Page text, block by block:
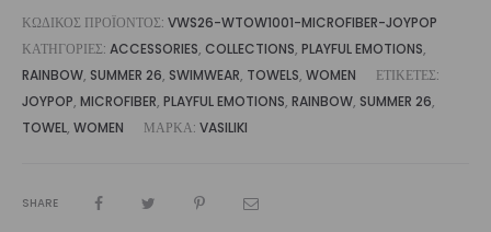
|
Vasiliki
ποσότητα
ΚΩΔΙΚΌΣ ΠΡΟΪΌΝΤΟΣ: VWS26-WTOW1001-MICROFIBER-JOYPOP
ΚΑΤΗΓΟΡΊΕΣ: ACCESSORIES, COLLECTIONS, PLAYFUL EMOTIONS,
RAINBOW, SUMMER 26, SWIMWEAR, TOWELS, WOMEN
ΕΤΙΚΈΤΕΣ:
JOYPOP, MICROFIBER, PLAYFUL EMOTIONS, RAINBOW, SUMMER 26,
TOWEL, WOMEN ΜΆΡΚΑ: VASILIKI
SHARE